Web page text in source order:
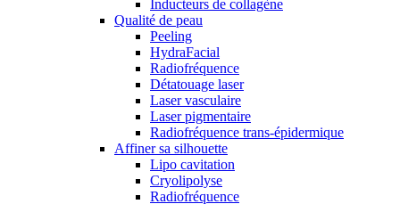
Inducteurs de collagène
Qualité de peau
Peeling
HydraFacial
Radiofréquence
Détatouage laser
Laser vasculaire
Laser pigmentaire
Radiofréquence trans-épidermique
Affiner sa silhouette
Lipo cavitation
Cryolipolyse
Radiofréquence